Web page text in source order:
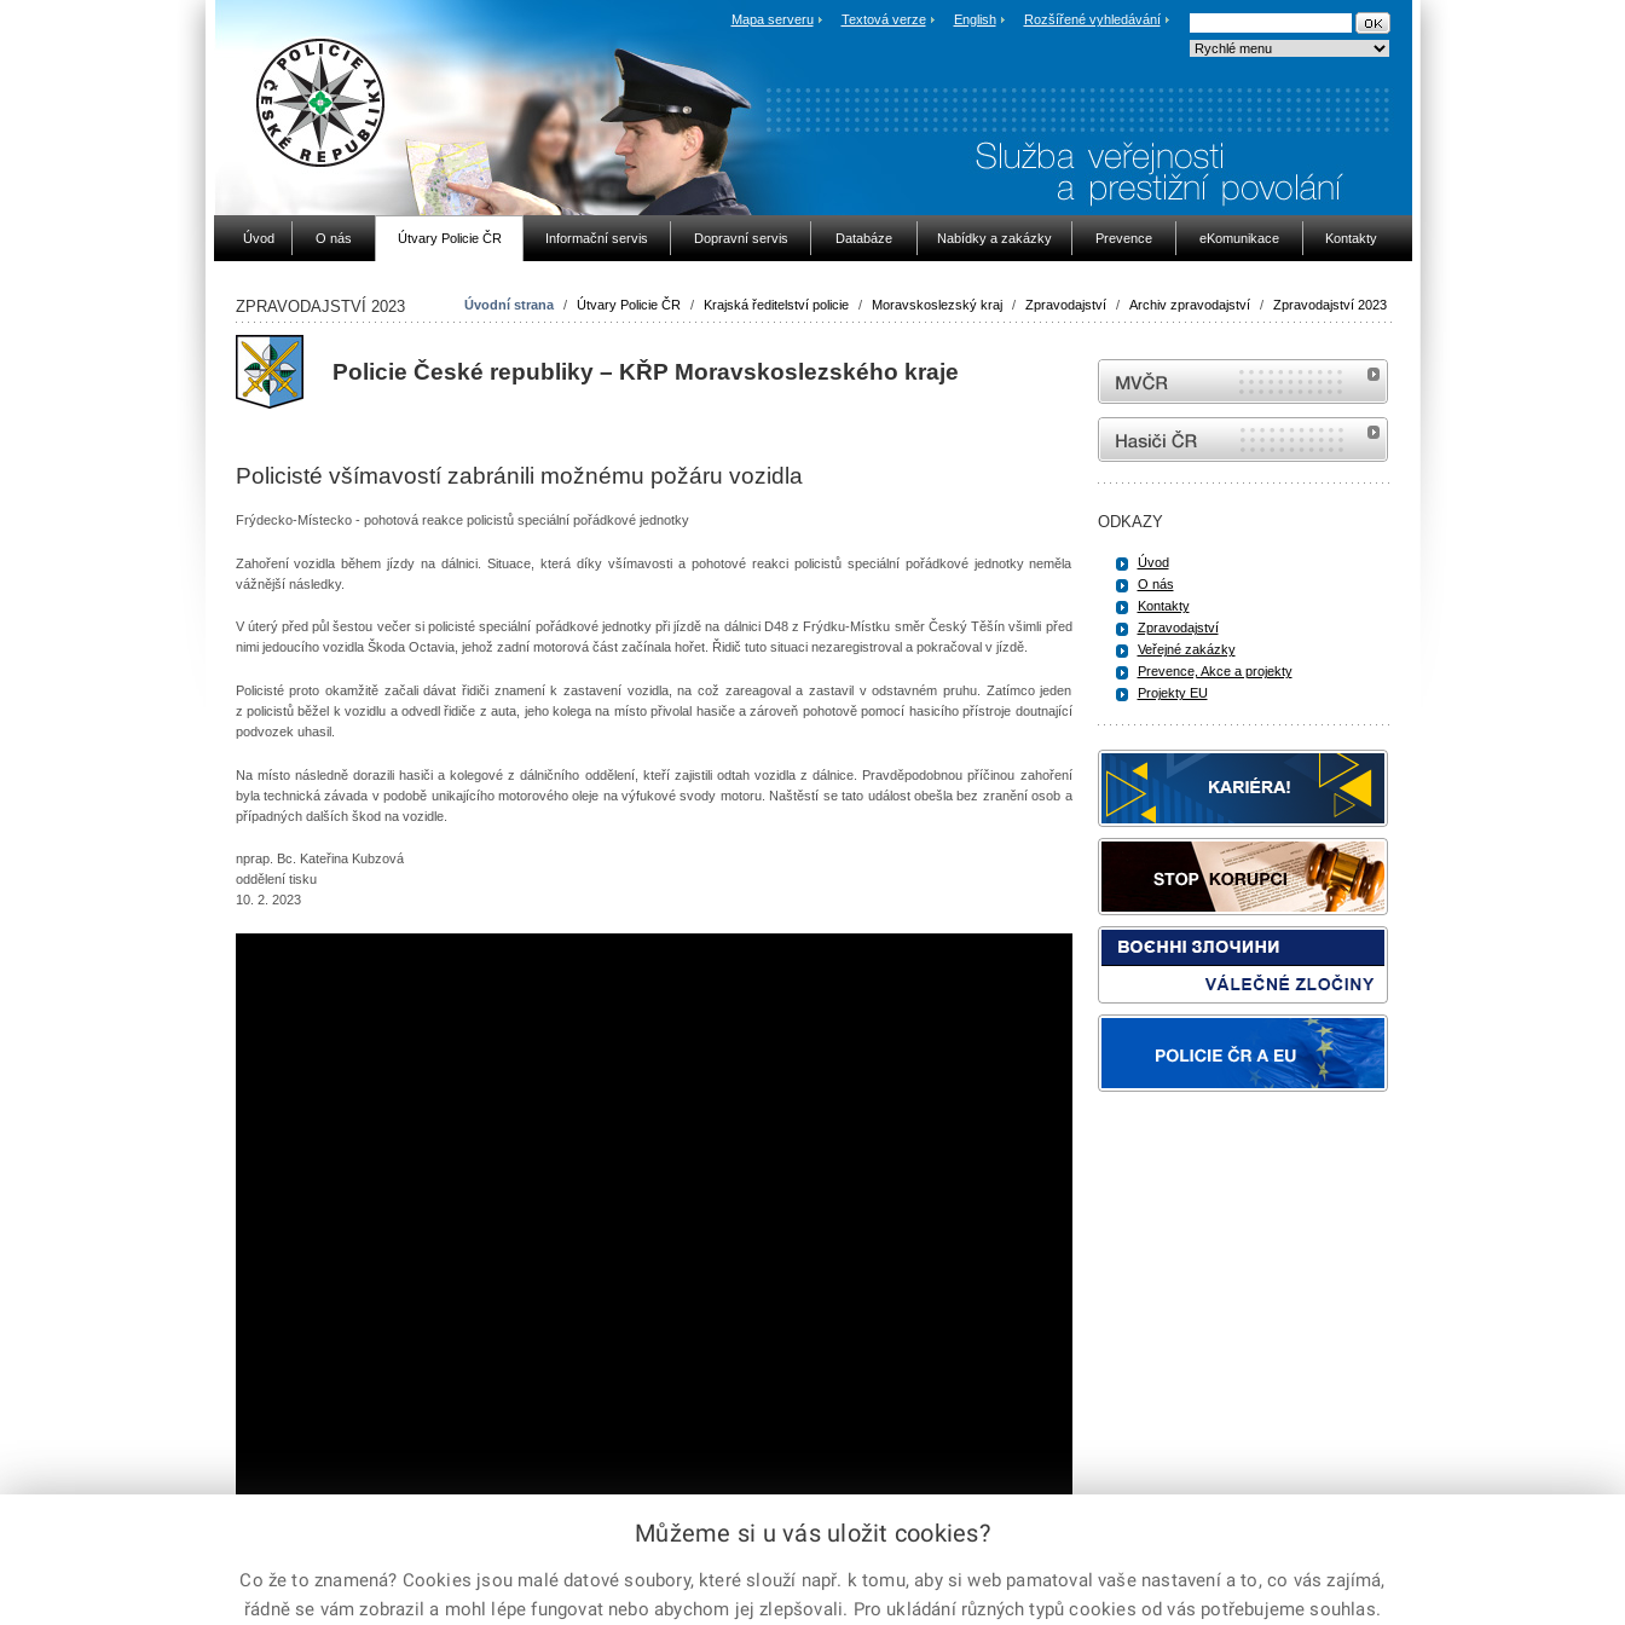
Mapa serveru Textová verze English Rozšířené vyhledávání
Úvod O nás Útvary Policie ČR Informační servis Dopravní servis Databáze Nabídky a zakázky Prevence eKomunikace Kontakty
Úvodní strana / Útvary Policie ČR / Krajská ředitelství policie / Moravskoslezský kraj / Zpravodajství / Archiv zpravodajství / Zpravodajství 2023
ZPRAVODAJSTVÍ 2023
Policie České republiky – KŘP Moravskoslezského kraje
Policisté všímavostí zabránili možnému požáru vozidla
Frýdecko-Místecko - pohotová reakce policistů speciální pořádkové jednotky
Zahoření vozidla během jízdy na dálnici. Situace, která díky všímavosti a pohotové reakci policistů speciální pořádkové jednotky neměla
vážnější následky.
V úterý před půl šestou večer si policisté speciální pořádkové jednotky při jízdě na dálnici D48 z Frýdku-Místku směr Český Těšín všimli před
nimi jedoucího vozidla Škoda Octavia, jehož zadní motorová část začínala hořet. Řidič tuto situaci nezaregistroval a pokračoval v jízdě.
Policisté proto okamžitě začali dávat řidiči znamení k zastavení vozidla, na což zareagoval a zastavil v odstavném pruhu. Zatímco jeden
z policistů běžel k vozidlu a odvedl řidiče z auta, jeho kolega na místo přivolal hasiče a zároveň pohotově pomocí hasicího přístroje doutnající
podvozek uhasil.
Na místo následně dorazili hasiči a kolegové z dálničního oddělení, kteří zajistili odtah vozidla z dálnice. Pravděpodobnou příčinou zahoření
byla technická závada v podobě unikajícího motorového oleje na výfukové svody motoru. Naštěstí se tato událost obešla bez zranění osob a
případných dalších škod na vozidle.
nprap. Bc. Kateřina Kubzová
oddělení tisku
10. 2. 2023
MVČR
internetové stránky Hasiči ČR
ODKAZY
Úvod
O nás
Kontakty
Zpravodajství
Veřejné zakázky
Prevence, Akce a projekty
Projekty EU
Můžeme si u vás uložit cookies?
Co že to znamená? Cookies jsou malé datové soubory, které slouží např. k tomu, aby si web pamatoval vaše nastavení a to, co vás zajímá,
řádně se vám zobrazil a mohl lépe fungovat nebo abychom jej zlepšovali. Pro ukládání různých typů cookies od vás potřebujeme souhlas.